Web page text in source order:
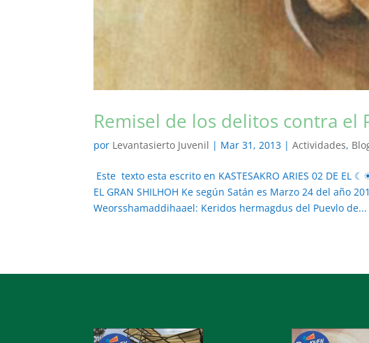
Remisel de los delitos contra el
por Levantasierto Juvenil | Mar 31, 2013 |Actividades,
Este texto esta escrito en KASTESAKRO ARIES 02 DE EL
EL GRAN SHILHOH Ke según Satán es Marzo 24 del año
Weorsshamaddihaael: Keridos hermagdus del Puevlo de...
Reproductor
Reproductor